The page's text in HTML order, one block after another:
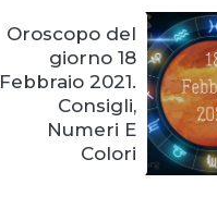
Oroscopo del
giorno 18
Febbraio 2021.
Consigli,
Numeri E
Colori